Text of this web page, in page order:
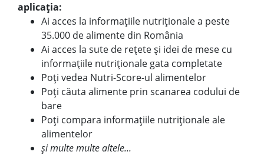
aplicația:
Ai acces la informațiile nutriționale a peste
35.000 de alimente din România
Ai acces la sute de rețete și idei de mese cu
informațiile nutriționale gata completate
Poți vedea Nutri-Score-ul alimentelor
Poți căuta alimente prin scanarea codului de
bare
Poți compara informațiile nutriționale ale
alimentelor
și multe multe altele...